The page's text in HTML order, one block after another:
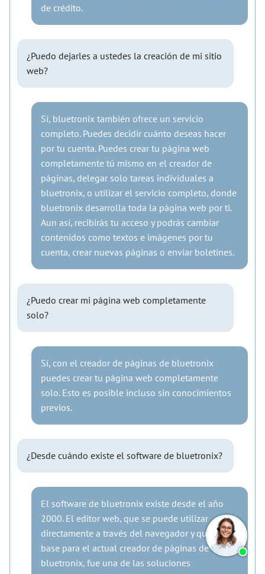
de crédito.
¿Puedo dejarles a ustedes la creación de mi sitio
web?
Sí, bluetronix también ofrece un servicio
completo. Puedes decidir cuánto deseas hacer
por tu cuenta. Puedes crear tu página web
completamente tú mismo en el creador de
páginas, delegar solo tareas individuales a
bluetronix, o utilizar el servicio completo, donde
bluetronix desarrolla toda la página web por ti.
Aun así, recibirás tu acceso y podrás cambiar
contenidos como textos e imágenes por tu
cuenta, crear nuevas páginas o enviar boletines.
¿Puedo crear mi página web completamente
solo?
Sí, con el creador de páginas de bluetronix
puedes crear tu página web completamente
solo. Esto es posible incluso sin conocimientos
previos.
¿Desde cuándo existe el software de bluetronix?
El software de bluetronix existe desde el año
2000. El editor web, que se puede utilizar
directamente a través del navegador y que es la
base para el actual creador de páginas de
bluetronix, fue una de las soluciones